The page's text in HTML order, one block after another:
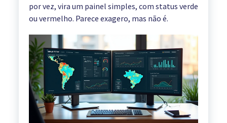
por vez, vira um painel simples, com status verde
ou vermelho. Parece exagero, mas não é.